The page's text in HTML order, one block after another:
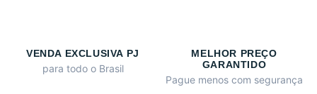
VENDA EXCLUSIVA PJ
para todo o Brasil
MELHOR PREÇO
GARANTIDO
Pague menos com segurança